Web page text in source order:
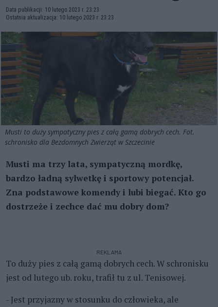
Data publikacji: 10 lutego 2023 r. 23:23
Ostatnia aktualizacja: 10 lutego 2023 r. 23:23
Musti to duży sympatyczny pies z całą gamą dobrych cech. Fot.
schronisko dla Bezdomnych Zwierząt w Szczecinie
Musti ma trzy lata, sympatyczną mordkę,
bardzo ładną sylwetkę i sportowy potencjał.
Zna podstawowe komendy i lubi biegać. Kto go
dostrzeże i zechce dać mu dobry dom?
REKLAMA
To duży pies z całą gamą dobrych cech. W schronisku
jest od lutego ub. roku, trafił tu z ul. Tenisowej.
- Jest przyjazny w stosunku do człowieka, ale